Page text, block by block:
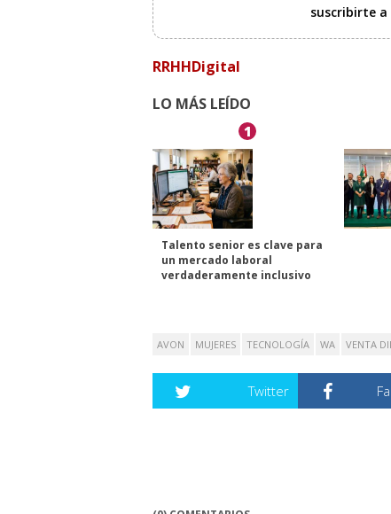
suscribirte
RRHHDigital
LO MÁS LEÍDO
1
Talento senior es clave para
un mercado laboral
verdaderamente inclusivo
AVON MUJERES TECNOLOGÍA WA VENTA
Twitter